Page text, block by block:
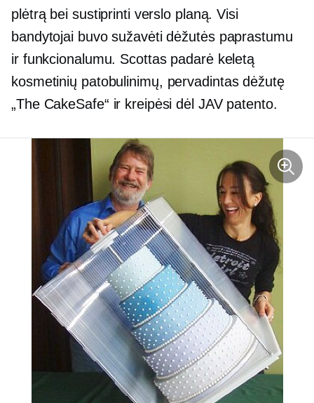
plėtrą bei sustiprinti verslo planą. Visi
bandytojai buvo sužavėti dėžutės paprastumu
ir funkcionalumu. Scottas padarė keletą
kosmetinių patobulinimų, pervadintasdėžutę
„The CakeSafe“ ir kreipėsi dėl JAV patento.